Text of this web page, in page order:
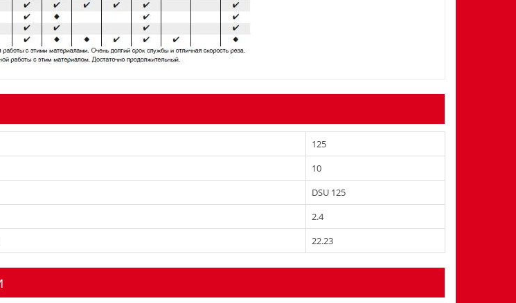
125
10
DSU 125
2.4
22.23